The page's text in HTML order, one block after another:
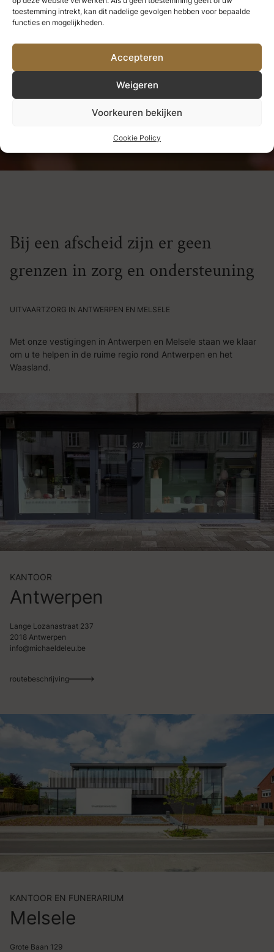
toestemming intrekt, kan dit nadelige gevolgen hebben voor bepaalde
functies en mogelijkheden.
Accepteren
Weigeren
Voorkeuren bekijken
Cookie Policy
we nooit verliezen.Alles wat we
diep liefhebben, wordt een deel
van ons.
Helen Keller
UITVAARTZORG IN ANTWERPEN EN MELSELE
Bij een afscheid zijn er geen
grenzen in zorg en ondersteuning
Met onze vestigingen in Antwerpen en Melsele staan we klaar
om u te helpen in de ruime regio rond Antwerpen en het
Waasland.
KANTOOR
Antwerpen
Lange Lozanastraat 237
2018 Antwerpen
info@michaeldeleu.be
routebeschrijving
KANTOOR EN FUNERARIUM
Melsele
Grote Baan 129